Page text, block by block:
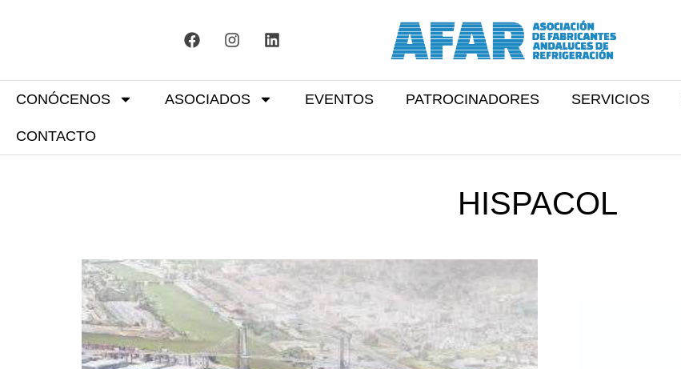
CONÓCENOS ASOCIADOS EVENTOS PATROCINADORES SERVICIOS
CONTACTO
HISPACOL